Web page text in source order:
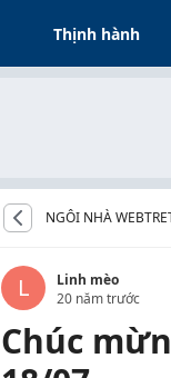
Thịnh hành
NGÔI NHÀ
L
Linh mèo
20 năm trước
Chúc